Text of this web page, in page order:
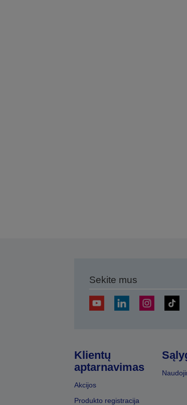
Sekite mus
Klientų
aptarnavimas
Akcijos
Produkto registracija